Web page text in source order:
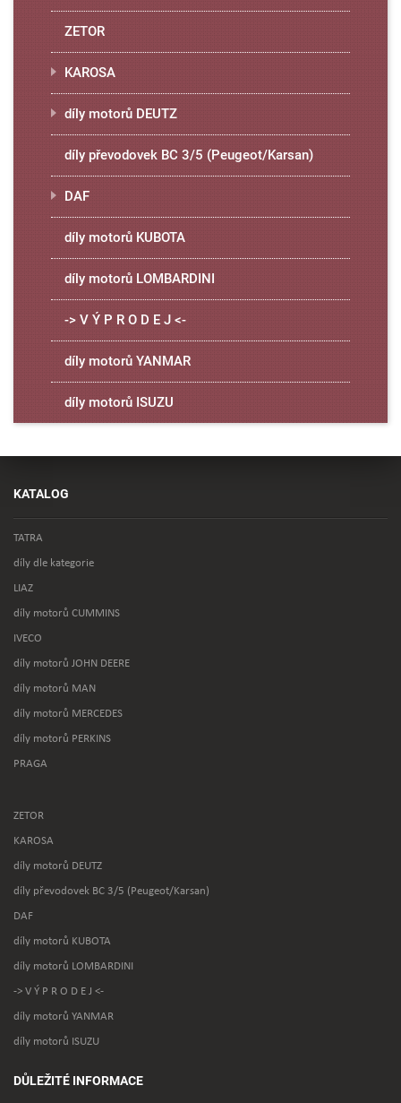
ZETOR
KAROSA
díly motorů DEUTZ
díly převodovek BC 3/5 (Peugeot/Karsan)
DAF
díly motorů KUBOTA
díly motorů LOMBARDINI
-> V Ý P R O D E J <-
díly motorů YANMAR
díly motorů ISUZU
KATALOG
TATRA
díly dle kategorie
LIAZ
díly motorů CUMMINS
IVECO
díly motorů JOHN DEERE
díly motorů MAN
díly motorů MERCEDES
díly motorů PERKINS
PRAGA
ZETOR
KAROSA
díly motorů DEUTZ
díly převodovek BC 3/5 (Peugeot/Karsan)
DAF
díly motorů KUBOTA
díly motorů LOMBARDINI
-> V Ý P R O D E J <-
díly motorů YANMAR
díly motorů ISUZU
DŮLEŽITÉ INFORMACE